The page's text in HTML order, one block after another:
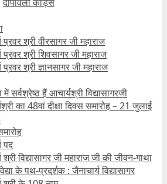
प्रवर श्री वीरसागर जी महाराज
प्रवर श्री शिवसागर जी महाराज
प्रवर श्री ज्ञानसागर जी महाराज
सर्वश्रेष्ठ हैं आचार्यश्री विद्यासागरजी
का 48वां दीक्षा दिवस समारोह – 21 जुलाई
पद
विद्यासागर जी महाराज जी की जीवन-गाथा
के पथ-प्रदर्शक : जैनाचार्य विद्यासागर